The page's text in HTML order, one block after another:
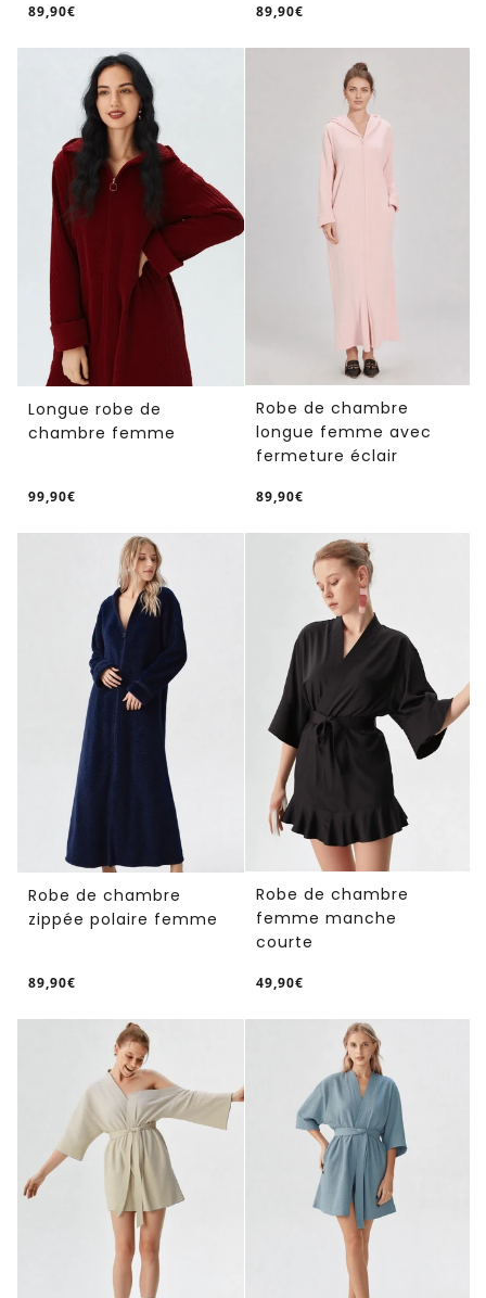
89,90€
normal
/
PRIX
UNITAIRE
89,90€
normal
/
PRIX
Longue robe de
chambre femme
99,90€
normal
/
PRIX
Robe de chambre
longue femme avec
fermeture éclair
89,90€
normal
/
PRIX
UNITAIRE
Robe de chambre
zippée polaire femme
89,90€
normal
/
PRIX
Robe de chambre
femme manche
courte
49,90€
normal
/
PRIX